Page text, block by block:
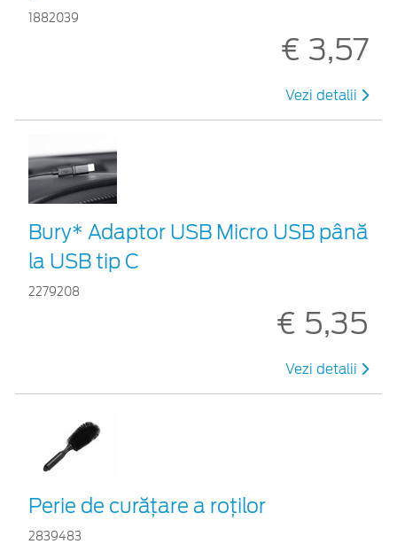
1882039
€ 3,57
Vezi detalii
Bury* Adaptor USB Micro USB până
la USB tip C
2279208
€ 5,35
Vezi detalii
Perie de curățare a roților
2839483